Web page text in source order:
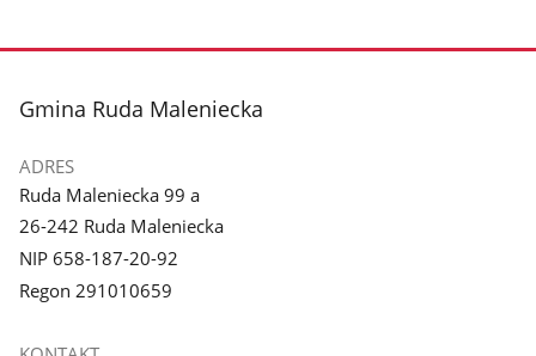
stopka
Gmina Ruda Maleniecka
ADRES
Ruda Maleniecka 99 a
26-242 Ruda Maleniecka
NIP 658-187-20-92
Regon 291010659